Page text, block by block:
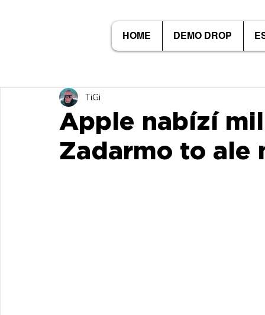
HOME DEMO DROP
Apple nabízí
Zadarmo to ale
TiGi